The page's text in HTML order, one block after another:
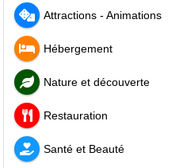
Attractions - Animations
Hébergement
Nature et découverte
Restauration
Santé et Beauté